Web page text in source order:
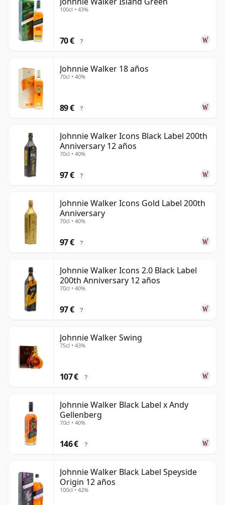
100cl • 43%
70 € ?
Johnnie Walker 18 años
70cl • 40%
89 € ?
Johnnie Walker Icons Black Label 200th
Anniversary 12 años
70cl • 40%
97 € ?
Johnnie Walker Icons Gold Label 200th
Anniversary
70cl • 40%
97 € ?
Johnnie Walker Icons 2.0 Black Label
200th Anniversary 12 años
70cl • 40%
97 € ?
Johnnie Walker Swing
75cl • 43%
107 € ?
Johnnie Walker Black Label x Andy
Gellenberg
70cl • 40%
146 € ?
Johnnie Walker Black Label Speyside
Origin 12 años
100cl • 42%